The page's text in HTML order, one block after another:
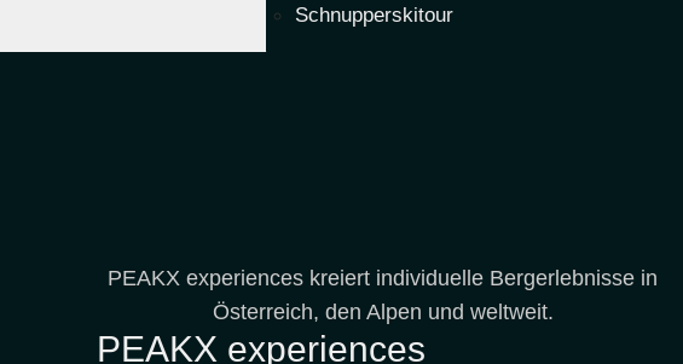
Schnupperskitour
Ski Performance Camp SÖLDEN
Ski Performance Camp CAREZZA
Skitourenwoche in Senja-Norwegen
Skitourenreise Island
PEAKX experiences kreiert individuelle Bergerlebnisse in
Österreich, den Alpen und weltweit.
PEAKX experiences